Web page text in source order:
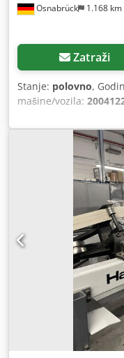
Osnabrück 1.168 km
Zatraži
Stanje: polovno,
mašine/vozila:
visina:1.700 mm,
komprimirani zrak:6